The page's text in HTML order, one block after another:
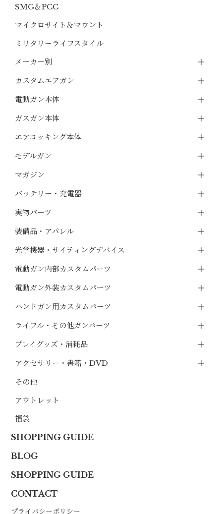
SMG＆PCC
マイクロサイト＆マウント
ミリタリーライフスタイル
メーカー別
カスタムエアガン
電動ガン本体
ガスガン本体
エアコッキング本体
モデルガン
マガジン
バッテリー・充電器
実物パーツ
装備品・アパレル
光学機器・サイティングデバイス
電動ガン内部カスタムパーツ
電動ガン外装カスタムパーツ
ハンドガン用カスタムパーツ
ライフル・その他ガンパーツ
プレイグッズ・消耗品
アクセサリー・書籍・DVD
その他
アウトレット
福袋
SHOPPING GUIDE
BLOG
SHOPPING GUIDE
CONTACT
プライバシーポリシー